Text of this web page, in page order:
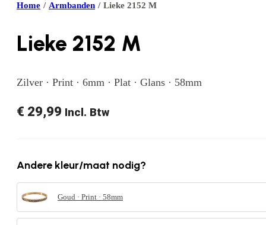
Home / Armbanden / Lieke 2152 M
Lieke 2152 M
Zilver · Print · 6mm · Plat · Glans · 58mm
€ 29,99 Incl. Btw
Andere kleur/maat nodig?
Goud · Print · 58mm